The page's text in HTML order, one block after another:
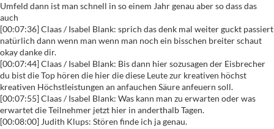
Umfeld dann ist man schnell in so einem Jahr genau aber so dass das
auch
[00:07:36] Claas / Isabel Blank: sprich das denk mal weiter guckt passiert
natürlich dann wenn man wenn man noch ein bisschen breiter schaut
okay danke dir.
[00:07:44] Claas / Isabel Blank: Bis dann hier sozusagen der Eisbrecher
du bist die Top hören die hier die diese Leute zur kreativen höchst
kreativen Höchstleistungen an anfauchen Säure anfeuern soll.
[00:07:55] Claas / Isabel Blank: Was kann man zu erwarten oder was
erwartet die Teilnehmer jetzt hier in anderthalb Tagen.
[00:08:00] Judith Klups: Stören finde ich ja genau.